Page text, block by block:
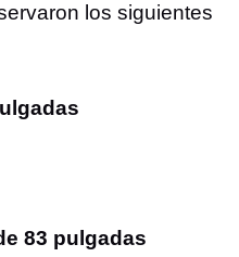
los siguientes
83 pulgadas